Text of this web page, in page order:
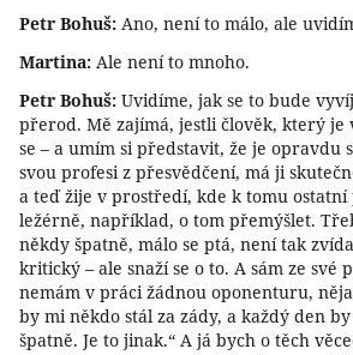
Petr Bohuš: Ano, není to málo, ale
Martina: Ale není to mnoho.
Petr Bohuš: Uvidíme, jak se to bude
přerod. Mě zajímá, jestli člověk, který je
se – a umím si představit, že je opravdu
svou profesi z přesvědčení, má ji
a teď žije v prostředí, kde k tomu
ležérně, například, o tom přemýšlet.
někdy špatně, málo se ptá, není tak
kritický – ale snaží se o to. A sám ze své
nemám v práci žádnou oponenturu,
by mi někdo stál za zády, a každý den
špatně. Je to jinak.“ A já bych o těch